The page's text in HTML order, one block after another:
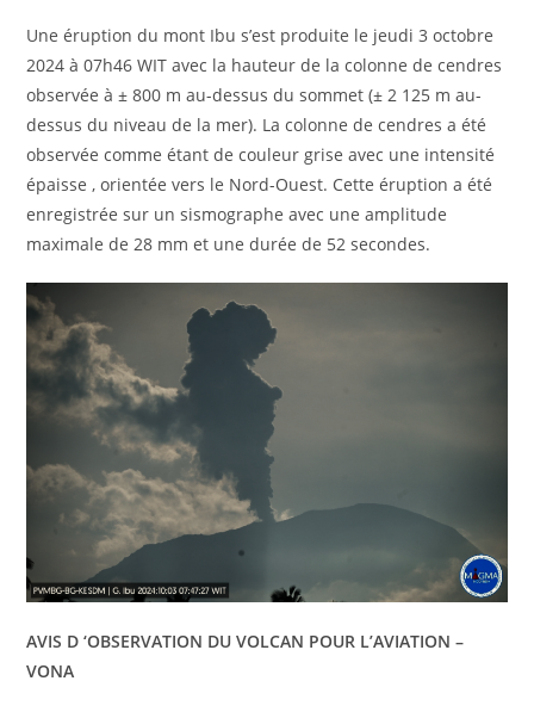
Une éruption du mont Ibu s’est produite le jeudi 3 octobre
2024 à 07h46 WIT avec la hauteur de la colonne de cendres
observée à ± 800 m au-dessus du sommet (± 2 125 m au-
dessus du niveau de la mer). La colonne de cendres a été
observée comme étant de couleur grise avec une intensité
épaisse , orientée vers le Nord-Ouest. Cette éruption a été
enregistrée sur un sismographe avec une amplitude
maximale de 28 mm et une durée de 52 secondes.
AVIS D ‘OBSERVATION DU VOLCAN POUR L’AVIATION –
VONA